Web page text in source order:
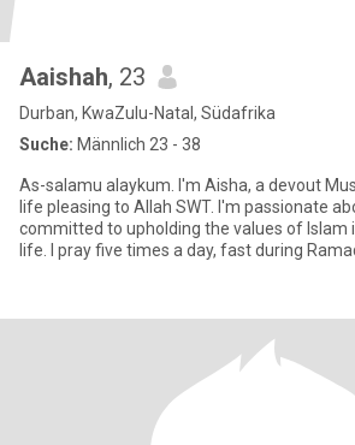
Aaishah, 23
Durban, KwaZulu-Natal, Südafrika
Suche: Männlich 23 - 38
As-salamu alaykum. I'm Aisha, a devout
life pleasing to Allah SWT. I'm passionate
committed to upholding the values of Islam
life. I pray five times a day, fast during